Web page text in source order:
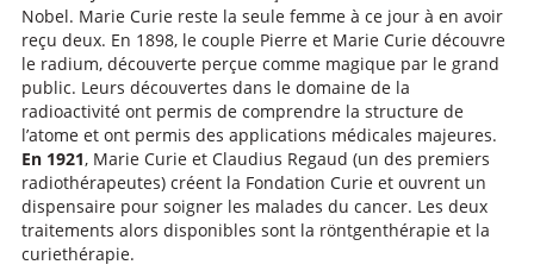
Nobel. Marie Curie reste la seule femme à ce jour à en avoir
reçu deux. En 1898, le couple Pierre et Marie Curie découvre
le radium, découverte perçue comme magique par le grand
public. Leurs découvertes dans le domaine de la
radioactivité ont permis de comprendre la structure de
l’atome et ont permis des applications médicales majeures.
En 1921, Marie Curie et Claudius Regaud (un des premiers
radiothérapeutes) créent la Fondation Curie et ouvrent un
dispensaire pour soigner les malades du cancer. Les deux
traitements alors disponibles sont la röntgenthérapie et la
curiethérapie.